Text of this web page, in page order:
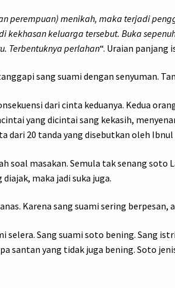
perempuan) menikah, maka terjadi
kekhasan keluarga tersebut. Buka
Terbentuknya perlahan“. Uraian panjang
sang suami dengan senyuman.
dari cinta keduanya. Kedua
yang dicintai sang kekasih,
dari 20 tanda yang disebutkan oleh
soal masakan. Semula tak senang soto
maka jadi suka juga.
Karena sang suami sering berpesan,
selera. Sang suami soto bening. Sang
santan yang tidak juga bening. Soto